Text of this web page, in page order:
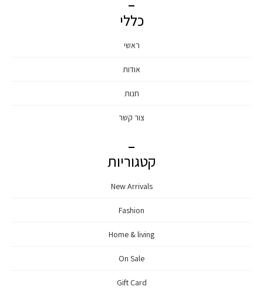
כללי
ראשי
אודות
חנות
צור קשר
קטגוריות
New Arrivals
Fashion
Home & living
On Sale
Gift Card